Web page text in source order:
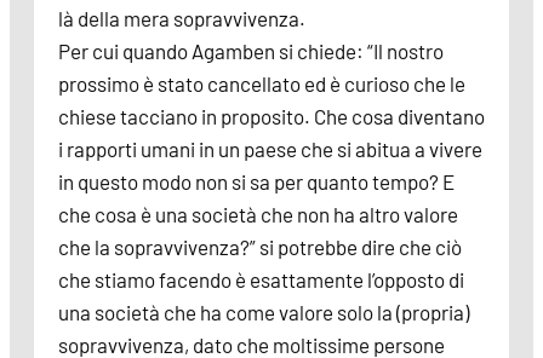
là della mera sopravvivenza.
Per cui quando Agamben si chiede: “Il nostro
prossimo è stato cancellato ed è curioso che le
chiese tacciano in proposito. Che cosa diventano
i rapporti umani in un paese che si abitua a vivere
in questo modo non si sa per quanto tempo? E
che cosa è una società che non ha altro valore
che la sopravvivenza?” si potrebbe dire che ciò
che stiamo facendo è esattamente l’opposto di
una società che ha come valore solo la (propria)
sopravvivenza, dato che moltissime persone